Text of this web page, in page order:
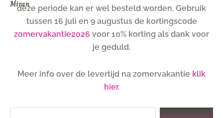
Miran
deze periode kan er wel besteld worden. Gebruik
tussen 16 juli en 9 augustus de kortingscode
zomervakantie2026 voor 10% korting als dank voor
je geduld.
Meer info over de levertijd na zomervakantie klik
hier.